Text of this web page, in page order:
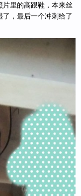
里的高跟鞋，本来丝
，最后一个冲刺给了